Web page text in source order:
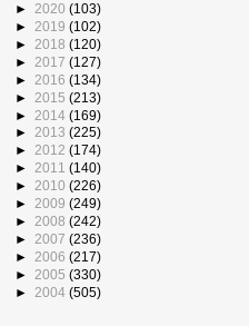
► 2020 (103)
► 2019 (102)
► 2018 (120)
► 2017 (127)
► 2016 (134)
► 2015 (213)
► 2014 (169)
► 2013 (225)
► 2012 (174)
► 2011 (140)
► 2010 (226)
► 2009 (249)
► 2008 (242)
► 2007 (236)
► 2006 (217)
► 2005 (330)
► 2004 (505)